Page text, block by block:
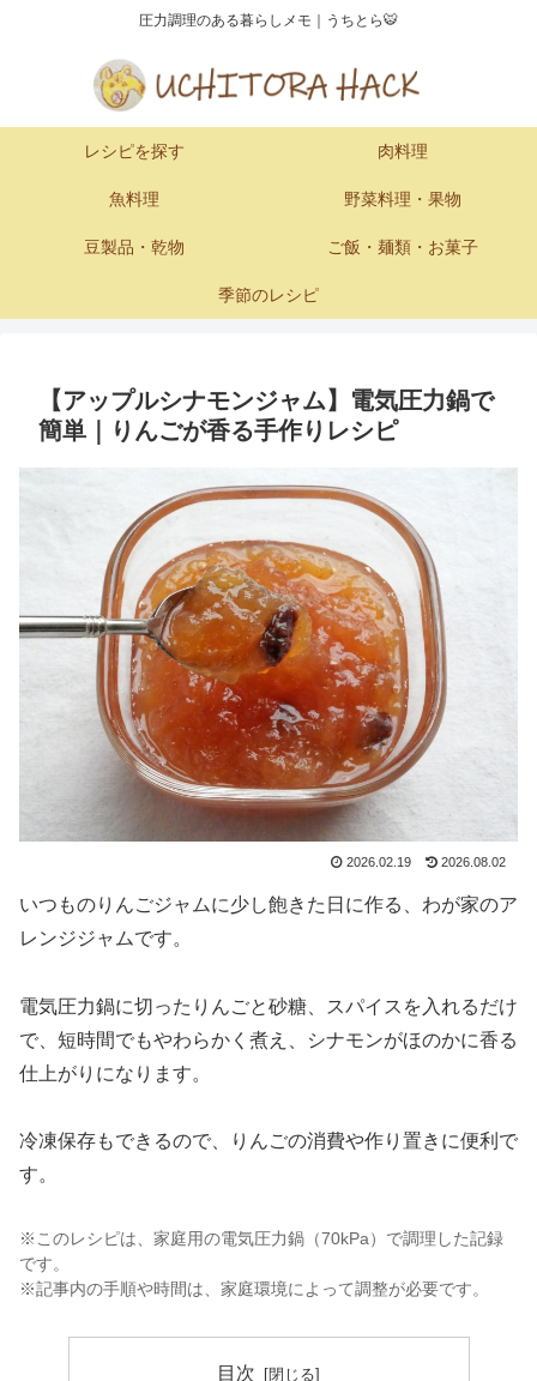
圧力調理のある暮らしメモ｜うちとら🐯
レシピを探す 肉料理
魚料理 野菜料理・果物
豆製品・乾物 ご飯・麺類・お菓子
季節のレシピ
【アップルシナモンジャム】電気圧力鍋で
簡単｜りんごが香る手作りレシピ
2026.02.19 2026.08.02
いつものりんごジャムに少し飽きた日に作る、わが家のア
レンジジャムです。
電気圧力鍋に切ったりんごと砂糖、スパイスを入れるだけ
で、短時間でもやわらかく煮え、シナモンがほのかに香る
仕上がりになります。
冷凍保存もできるので、りんごの消費や作り置きに便利で
す。
※このレシピは、家庭用の電気圧力鍋（70kPa）で調理した記録
です。
※記事内の手順や時間は、家庭環境によって調整が必要です。
目次